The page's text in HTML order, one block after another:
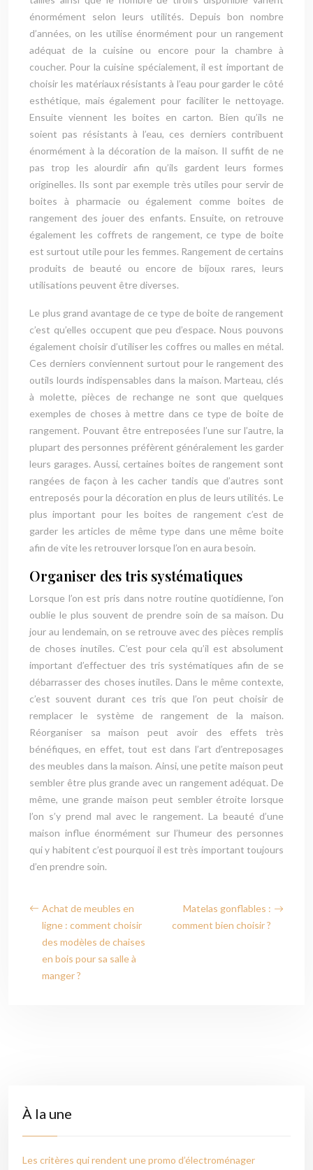
énormément selon leurs utilités. Depuis bon nombre
d’années, on les utilise énormément pour un rangement
adéquat de la cuisine ou encore pour la chambre à
coucher. Pour la cuisine spécialement, il est important de
choisir les matériaux résistants à l’eau pour garder le côté
esthétique, mais également pour faciliter le nettoyage.
Ensuite viennent les boites en carton. Bien qu’ils ne
soient pas résistants à l’eau, ces derniers contribuent
énormément à la décoration de la maison. Il suffit de ne
pas trop les alourdir afin qu’ils gardent leurs formes
originelles. Ils sont par exemple très utiles pour servir de
boites à pharmacie ou également comme boites de
rangement des jouer des enfants. Ensuite, on retrouve
également les coffrets de rangement, ce type de boite
est surtout utile pour les femmes. Rangement de certains
produits de beauté ou encore de bijoux rares, leurs
utilisations peuvent être diverses.
Le plus grand avantage de ce type de boite de rangement
c’est qu’elles occupent que peu d’espace. Nous pouvons
également choisir d’utiliser les coffres ou malles en métal.
Ces derniers conviennent surtout pour le rangement des
outils lourds indispensables dans la maison. Marteau, clés
à molette, pièces de rechange ne sont que quelques
exemples de choses à mettre dans ce type de boite de
rangement. Pouvant être entreposées l’une sur l’autre, la
plupart des personnes préfèrent généralement les garder
leurs garages. Aussi, certaines boites de rangement sont
rangées de façon à les cacher tandis que d’autres sont
entreposés pour la décoration en plus de leurs utilités. Le
plus important pour les boites de rangement c’est de
garder les articles de même type dans une même boite
afin de vite les retrouver lorsque l’on en aura besoin.
Organiser des tris systématiques
Lorsque l’on est pris dans notre routine quotidienne, l’on
oublie le plus souvent de prendre soin de sa maison. Du
jour au lendemain, on se retrouve avec des pièces remplis
de choses inutiles. C’est pour cela qu’il est absolument
important d’effectuer des tris systématiques afin de se
débarrasser des choses inutiles. Dans le même contexte,
c’est souvent durant ces tris que l’on peut choisir de
remplacer le système de rangement de la maison.
Réorganiser sa maison peut avoir des effets très
bénéfiques, en effet, tout est dans l’art d’entreposages
des meubles dans la maison. Ainsi, une petite maison peut
sembler être plus grande avec un rangement adéquat. De
même, une grande maison peut sembler étroite lorsque
l’on s’y prend mal avec le rangement. La beauté d’une
maison influe énormément sur l’humeur des personnes
qui y habitent c’est pourquoi il est très important toujours
d’en prendre soin.
Achat de meubles en
ligne : comment choisir
des modèles de chaises
en bois pour sa salle à
manger ?
Matelas gonflables :
comment bien choisir ?
À la une
Les critères qui rendent une promo d’électroménager